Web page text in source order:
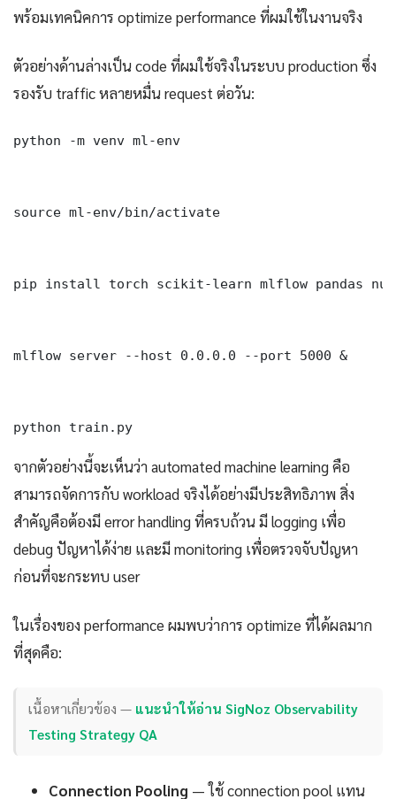
พร้อมเทคนิคการ optimize performance ที่ผมใช้ในงานจริง
ตัวอย่างด้านล่างเป็น code ที่ผมใช้จริงในระบบ production ซึ่ง
รองรับ traffic หลายหมื่น request ต่อวัน:
python -m venv ml-env
source ml-env/bin/activate
pip install torch scikit-learn mlflow pandas
mlflow server --host 0.0.0.0 --port 5000 &
python train.py
จากตัวอย่างนี้จะเห็นว่า automated machine learning คือ
สามารถจัดการกับ workload จริงได้อย่างมีประสิทธิภาพ สิ่ง
สำคัญคือต้องมี error handling ที่ครบถ้วน มี logging เพื่อ
debug ปัญหาได้ง่าย และมี monitoring เพื่อตรวจจับปัญหา
ก่อนที่จะกระทบ user
ในเรื่องของ performance ผมพบว่าการ optimize ที่ได้ผลมาก
ที่สุดคือ:
เนื้อหาเกี่ยวข้อง — แนะนำให้อ่าน SigNoz Observability
Testing Strategy QA
Connection Pooling — ใช้ connection pool แทน